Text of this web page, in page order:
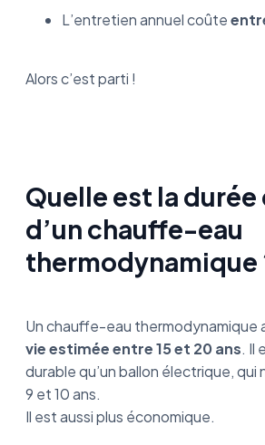
L’entretien annuel coûte
Alors c’est parti !
Quelle est la durée
d’un chauffe-eau
thermodynamique
Un chauffe-eau thermodynamique
vie estimée entre 15 et 20 ans. Il
durable qu’un ballon électrique, qui
9 et 10 ans.
Il est aussi plus économique.